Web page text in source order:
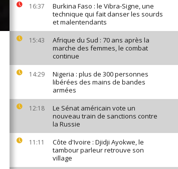
16:37
Burkina Faso : le Vibra-Signe, une
technique qui fait danser les sourds
et malentendants
15:43
Afrique du Sud : 70 ans après la
marche des femmes, le combat
continue
14:29
Nigeria : plus de 300 personnes
libérées des mains de bandes
armées
12:18
Le Sénat américain vote un
nouveau train de sanctions contre
la Russie
11:11
Côte d'Ivoire : Djidji Ayokwe, le
tambour parleur retrouve son
village